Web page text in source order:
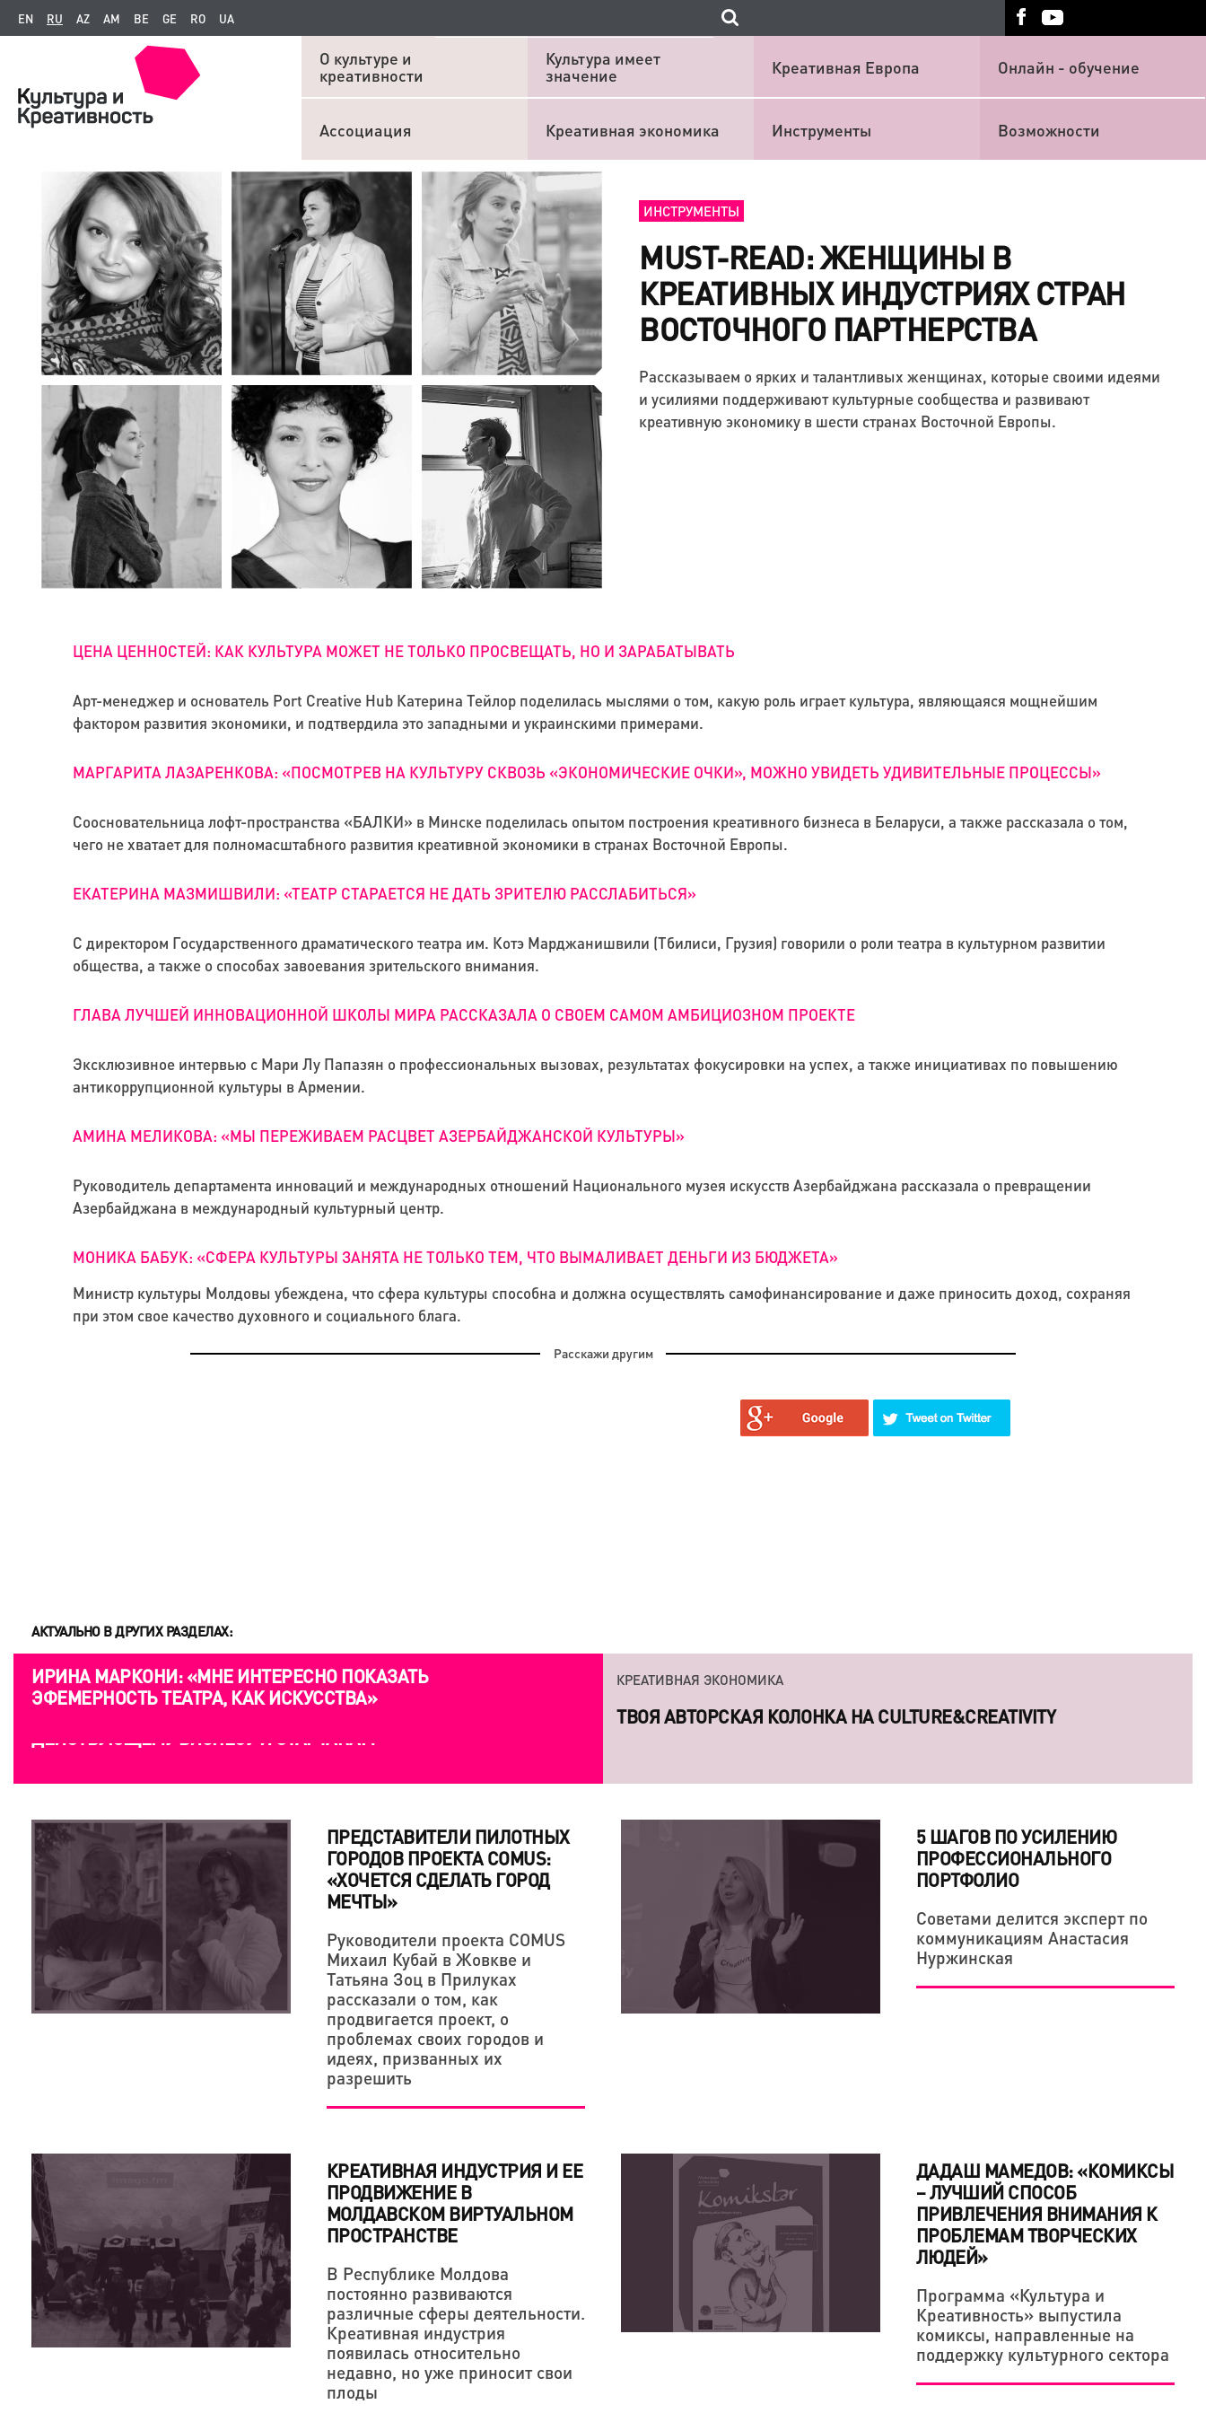
EN RU AZ AM BE GE RO UA
О культуре и
креативности
Культура имеет
значение
Креативная Европа Онлайн - обучение
Ассоциация Креативная экономика Инструменты Возможности
ИНСТРУМЕНТЫ
MUST-READ: ЖЕНЩИНЫ В
КРЕАТИВНЫХ ИНДУСТРИЯХ СТРАН
ВОСТОЧНОГО ПАРТНЕРСТВА
Рассказываем о ярких и талантливых женщинах, которые своими идеями
и усилиями поддерживают культурные сообщества и развивают
креативную экономику в шести странах Восточной Европы.
ЦЕНА ЦЕННОСТЕЙ: КАК КУЛЬТУРА МОЖЕТ НЕ ТОЛЬКО ПРОСВЕЩАТЬ, НО И ЗАРАБАТЫВАТЬ
Арт-менеджер и основатель Port Creative Hub Катерина Тейлор поделилась мыслями о том, какую роль играет культура, являющаяся мощнейшим
фактором развития экономики, и подтвердила это западными и украинскими примерами.
МАРГАРИТА ЛАЗАРЕНКОВА: «ПОСМОТРЕВ НА КУЛЬТУРУ СКВОЗЬ «ЭКОНОМИЧЕСКИЕ ОЧКИ», МОЖНО УВИДЕТЬ УДИВИТЕЛЬНЫЕ ПРОЦЕССЫ»
Соосновательница лофт-пространства «БАЛКИ» в Минске поделилась опытом построения креативного бизнеса в Беларуси, а также рассказала о том,
чего не хватает для полномасштабного развития креативной экономики в странах Восточной Европы.
ЕКАТЕРИНА МАЗМИШВИЛИ: «ТЕАТР СТАРАЕТСЯ НЕ ДАТЬ ЗРИТЕЛЮ РАССЛАБИТЬСЯ»
С директором Государственного драматического театра им. Котэ Марджанишвили (Тбилиси, Грузия) говорили о роли театра в культурном развитии
общества, а также о способах завоевания зрительского внимания.
ГЛАВА ЛУЧШЕЙ ИННОВАЦИОННОЙ ШКОЛЫ МИРА РАССКАЗАЛА О СВОЕМ САМОМ АМБИЦИОЗНОМ ПРОЕКТЕ
Эксклюзивное интервью с Мари Лу Папазян о профессиональных вызовах, результатах фокусировки на успех, а также инициативах по повышению
антикоррупционной культуры в Армении.
АМИНА МЕЛИКОВА: «МЫ ПЕРЕЖИВАЕМ РАСЦВЕТ АЗЕРБАЙДЖАНСКОЙ КУЛЬТУРЫ»
Руководитель департамента инноваций и международных отношений Национального музея искусств Азербайджана рассказала о превращении
Азербайджана в международный культурный центр.
МОНИКА БАБУК: «СФЕРА КУЛЬТУРЫ ЗАНЯТА НЕ ТОЛЬКО ТЕМ, ЧТО ВЫМАЛИВАЕТ ДЕНЬГИ ИЗ БЮДЖЕТА»
Министр культуры Молдовы убеждена, что сфера культуры способна и должна осуществлять самофинансирование и даже приносить доход, сохраняя
при этом свое качество духовного и социального блага.
Расскажи другим
АКТУАЛЬНО В ДРУГИХ РАЗДЕЛАХ:
КРЕАТИВНАЯ ЭКОНОМИКА
ИРИНА МАРКОНИ: «МНЕ ИНТЕРЕСНО ПОКАЗАТЬ
ЭФЕМЕРНОСТЬ ТЕАТРА, КАК ИСКУССТВА»
КРЕАТИВНАЯ ЭКОНОМИКА
«СЕРГЕЙ ПАРАДЖАНОВ ОДНАЖДЫ ПООБЕЩАЛ ОТОМСТИТЬ МИРУ
ЛЮБОВЬЮ — НАША ТВОРЧЕСКАЯ ПОЗИЦИЯ ТОЖЕ ДЕРЖИТСЯ НА
ЭТОМ»
КРЕАТИВНАЯ ЭКОНОМИКА
ТВОЯ АВТОРСКАЯ КОЛОНКА НА CULTURE&CREATIVITY
КРЕАТИВНАЯ ЭКОНОМИКА
ЛИЧНОСТЕЙ
ПРЕДСТАВИТЕЛИ ПИЛОТНЫХ
ГОРОДОВ ПРОЕКТА COMUS:
«ХОЧЕТСЯ СДЕЛАТЬ ГОРОД
МЕЧТЫ»
Руководители проекта COMUS
Михаил Кубай в Жовкве и
Татьяна Зоц в Прилуках
рассказали о том, как
продвигается проект, о
проблемах своих городов и
идеях, призванных их
разрешить
5 ШАГОВ ПО УСИЛЕНИЮ
ПРОФЕССИОНАЛЬНОГО
ПОРТФОЛИО
Советами делится эксперт по
коммуникациям Анастасия
Нуржинская
КРЕАТИВНАЯ ИНДУСТРИЯ И ЕЕ
ПРОДВИЖЕНИЕ В
МОЛДАВСКОМ ВИРТУАЛЬНОМ
ПРОСТРАНСТВЕ
В Республике Молдова
постоянно развиваются
различные сферы деятельности.
Креативная индустрия
появилась относительно
недавно, но уже приносит свои
плоды
ДАДАШ МАМЕДОВ: «КОМИКСЫ
– ЛУЧШИЙ СПОСОБ
ПРИВЛЕЧЕНИЯ ВНИМАНИЯ К
ПРОБЛЕМАМ ТВОРЧЕСКИХ
ЛЮДЕЙ»
Программа «Культура и
Креативность» выпустила
комиксы, направленные на
поддержку культурного сектора